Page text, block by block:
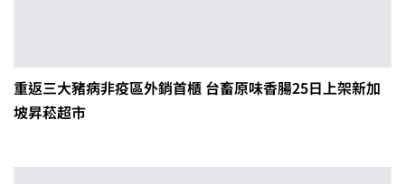
重返三大豬病非疫區外銷首櫃 台畜原味香腸25日上架新加
坡昇菘超市